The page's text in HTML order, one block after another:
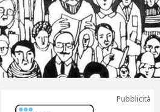
Pubblicità